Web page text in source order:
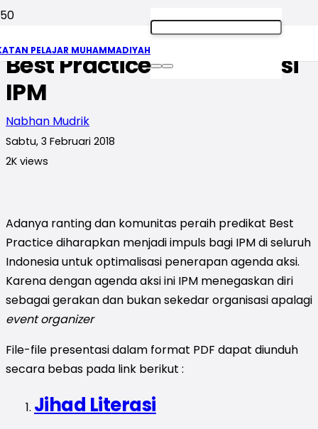
PELAJAR MUHAMMADIYAH
Download File Presentasi
Best Practice Agenda Aksi
IPM
Nabhan Mudrik
Sabtu, 3 Februari 2018
2K views
Adanya ranting dan komunitas peraih predikat Best
Practice diharapkan menjadi impuls bagi IPM di seluruh
Indonesia untuk optimalisasi penerapan agenda aksi.
Karena dengan agenda aksi ini IPM menegaskan diri
sebagai gerakan dan bukan sekedar organisasi apalagi
event organizer
File-file presentasi dalam format PDF dapat diunduh
secara bebas pada link berikut :
Jihad Literasi